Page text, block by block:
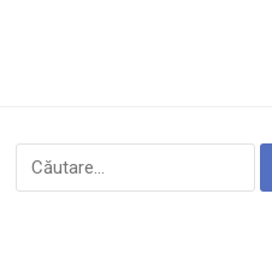
Caută
după: